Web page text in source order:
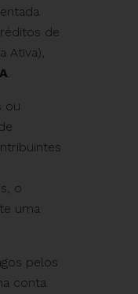
de
Ativa),
.
ou
o
uma
pelos
conta